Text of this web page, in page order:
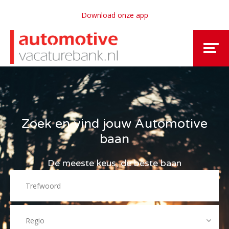
Download onze app
Zoek en vind jouw Automotive
baan
De meeste keus, de beste baan